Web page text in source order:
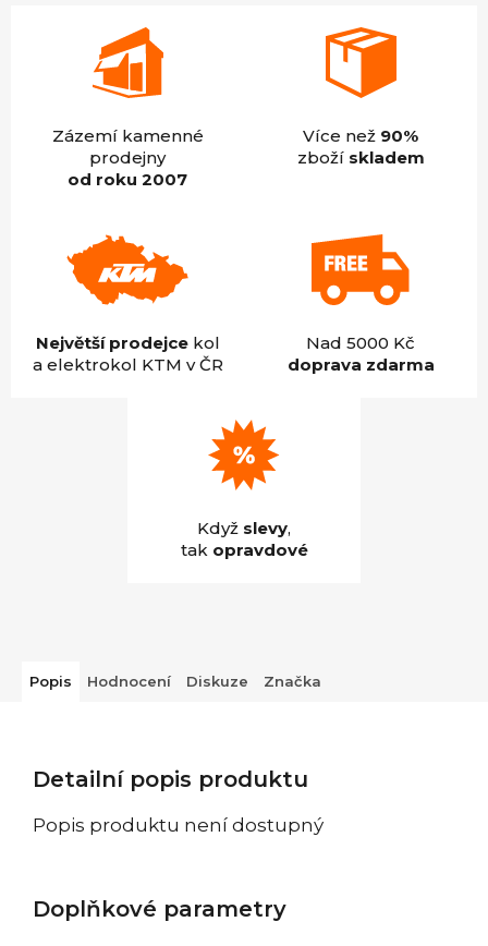
Zázemí kamenné
prodejny
od roku 2007
Více než 90%
zboží skladem
Největší prodejcekol
a elektrokol KTM v ČR
Nad 5000 Kč
doprava zdarma
Když slevy,
tak opravdové
Popis Hodnocení Diskuze Značka
Detailní popis produktu
Popis produktu není dostupný
Doplňkové parametry